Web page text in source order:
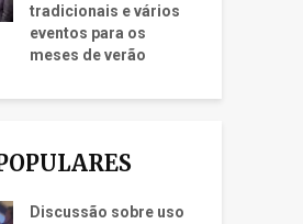
tradicionais e vários
eventos para os
meses de verão
Discussão sobre uso